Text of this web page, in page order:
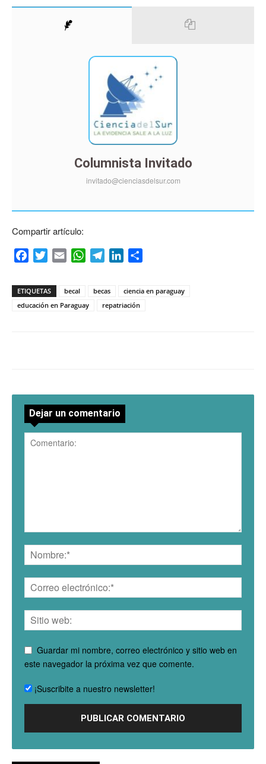
Columnista Invitado
invitado@cienciasdelsur.com
Compartir artículo:
FacebookTwitterEmail WhatsAppTelegramLinkedIn
ETIQUETAS becal becas
ciencia en paraguay
educación en Paraguay
repatriación
Dejar un comentario
Guardar mi nombre, correo electrónico y sitio web en
este navegador la próxima vez que comente.
¡Suscribite a nuestro newsletter!